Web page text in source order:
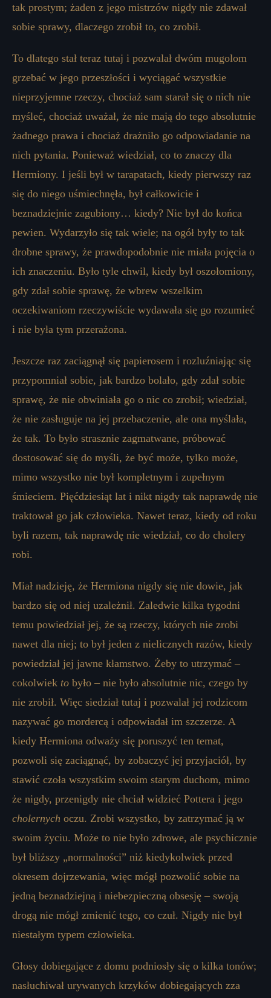
tak prostym; żaden z jego mistrzów nigdy nie zdawał
sobie sprawy, dlaczego zrobił to, co zrobił.
To dlatego stał teraz tutaj i pozwalał dwóm mugolom
grzebać w jego przeszłości i wyciągać wszystkie
nieprzyjemne rzeczy, chociaż sam starał się o nich nie
myśleć, chociaż uważał, że nie mają do tego absolutnie
żadnego prawa i chociaż drażniło go odpowiadanie na
nich pytania. Ponieważ wiedział, co to znaczy dla
Hermiony. I jeśli był w tarapatach, kiedy pierwszy raz
się do niego uśmiechnęła, był całkowicie i
beznadziejnie zagubiony… kiedy? Nie był do końca
pewien. Wydarzyło się tak wiele; na ogół były to tak
drobne sprawy, że prawdopodobnie nie miała pojęcia o
ich znaczeniu. Było tyle chwil, kiedy był oszołomiony,
gdy zdał sobie sprawę, że wbrew wszelkim
oczekiwaniom rzeczywiście wydawała się go rozumieć
i nie była tym przerażona.
Jeszcze raz zaciągnął się papierosem i rozluźniając się
przypomniał sobie, jak bardzo bolało, gdy zdał sobie
sprawę, że nie obwiniała go o nic co zrobił; wiedział,
że nie zasługuje na jej przebaczenie, ale ona myślała,
że ​​tak. To było strasznie zagmatwane, próbować
dostosować się do myśli, że być może, tylko może,
mimo wszystko nie był kompletnym i zupełnym
śmieciem. Pięćdziesiąt lat i nikt nigdy tak naprawdę nie
traktował go jak człowieka. Nawet teraz, kiedy od roku
byli razem, tak naprawdę nie wiedział, co do cholery
robi.
Miał nadzieję, że Hermiona nigdy się nie dowie, jak
bardzo się od niej uzależnił. Zaledwie kilka tygodni
temu powiedział jej, że są rzeczy, których nie zrobi
nawet dla niej; to był jeden z nielicznych razów, kiedy
powiedział jej jawne kłamstwo. Żeby to utrzymać –
cokolwiek to było – nie było absolutnie nic, czego by
nie zrobił. Więc siedział tutaj i pozwalał jej rodzicom
nazywać go mordercą i odpowiadał im szczerze. A
kiedy Hermiona odważy się poruszyć ten temat,
pozwoli się zaciągnąć, by zobaczyć jej przyjaciół, by
stawić czoła wszystkim swoim starym duchom, mimo
że nigdy, przenigdy nie chciał widzieć Pottera i jego
cholernych oczu. Zrobi wszystko, by zatrzymać ją w
swoim życiu. Może to nie było zdrowe, ale psychicznie
był bliższy „normalności” niż kiedykolwiek przed
okresem dojrzewania, więc mógł pozwolić sobie na
jedną beznadziejną i niebezpieczną obsesję – swoją
drogą nie mógł zmienić tego, co czuł. Nigdy nie był
niestałym typem człowieka.
Głosy dobiegające z domu podniosły się o kilka tonów;
nasłuchiwał urywanych krzyków dobiegających zza